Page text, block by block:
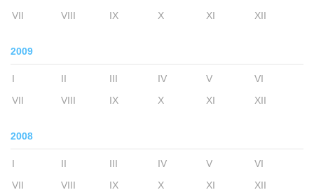
VII
VIII IX X XI XII
2009
I II III IV V
VI
VII
VIII IX X XI XII
2008
I II III IV V
VI
VII
VIII IX X XI XII